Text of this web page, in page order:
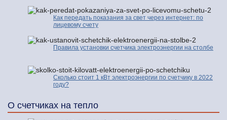
Как передать показания за свет через интернет: по
лицевому счету
Правила установки счетчика электроэнергии на столбе
Сколько стоит 1 кВт электроэнергии по счетчику в 2022
году?
О счетчиках на тепло